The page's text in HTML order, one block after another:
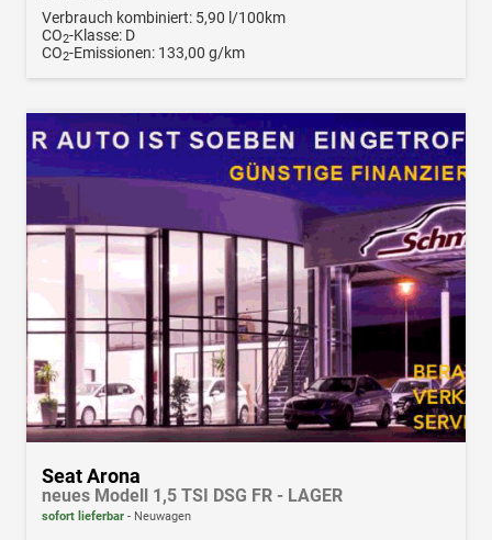
Verbrauch kombiniert: 5,90 l/100km
CO2-Klasse: D
CO2-Emissionen: 133,00 g/km
Seat Arona
neues Modell 1,5 TSI DSG FR - LAGER
sofort lieferbar Neuwagen